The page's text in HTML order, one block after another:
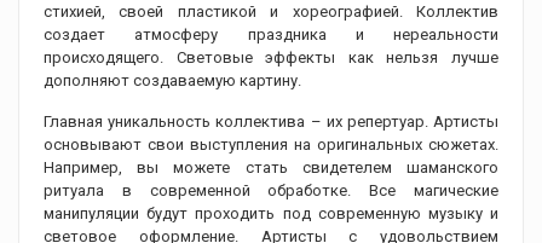
стихией, своей пластикой и хореографией. Коллектив
создает атмосферу праздника и нереальности
происходящего. Световые эффекты как нельзя лучше
дополняют создаваемую картину.
Главная уникальность коллектива – их репертуар. Артисты
основывают свои выступления на оригинальных сюжетах.
Например, вы можете стать свидетелем шаманского
ритуала в современной обработке. Все магические
манипуляции будут проходить под современную музыку и
световое оформление. Артисты с удовольствием